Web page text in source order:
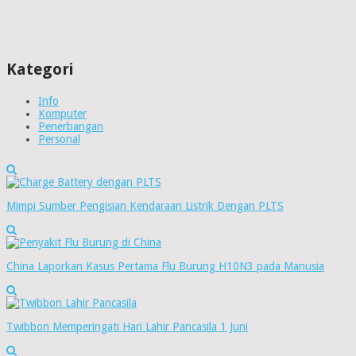
Kategori
Info
Komputer
Penerbangan
Personal
Mimpi Sumber Pengisian Kendaraan Listrik Dengan PLTS
China Laporkan Kasus Pertama Flu Burung H10N3 pada Manusia
Twibbon Memperingati Hari Lahir Pancasila 1 Juni